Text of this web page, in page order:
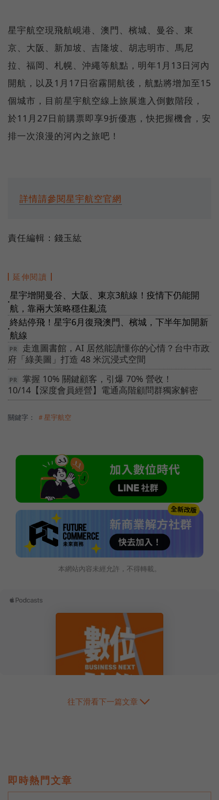
星宇航空現飛航峴港、澳門、檳城、曼谷、東
京、大阪、新加坡、吉隆坡、胡志明市、馬尼
拉、福岡、札幌、沖繩等航點，明年1月13日河內
開航，以及1月17日宿霧開航後，航點將增加至15
個城市，目前星宇航空線上旅展進入倒數階段，
於11月27日前購票即享9折優惠，快把握機會，安
排一次浪漫的河內之旅吧！
詳情請參閱星宇航空官網
責任編輯：錢玉紘
延伸閱讀
●
星宇增開曼谷、大阪、東京3航線！疫情下仍能開
航，靠兩大策略穩住亂流
●
終結停飛！星宇6月復飛澳門、檳城，下半年加開新
航線
走進圖書館，AI 居然能讀懂你的心情？台中市政
府「綠美圖」打造 48 米沉浸式空間
掌握 10% 關鍵顧客，引爆 70% 營收！
10/14【深度會員經營】電通高階顧問群獨家解密
關鍵字： ＃星宇航空
本網站內容未經允許，不得轉載。
往下滑看下一篇文章
即時熱門文章